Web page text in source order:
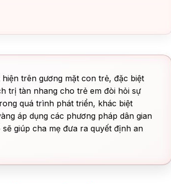
trên gương mặt con trẻ, đặc biệt
trị tàn nhang cho trẻ em đòi hỏi sự
quá trình phát triển, khác biệt
áp dụng các phương pháp dân gian
giúp cha mẹ đưa ra quyết định an